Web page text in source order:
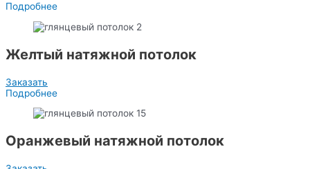
Подробнее
Желтый натяжной потолок
Заказать
Подробнее
Оранжевый натяжной потолок